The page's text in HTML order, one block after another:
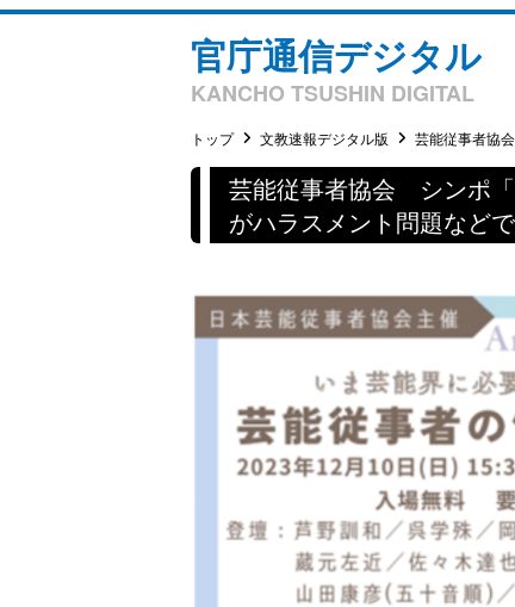
官庁通信デジタル
KANCHO TSUSHIN DIGITAL
トップ 文教速報デジタル版 芸能従事者協
芸能従事者協会 シンポ
がハラスメント問題など